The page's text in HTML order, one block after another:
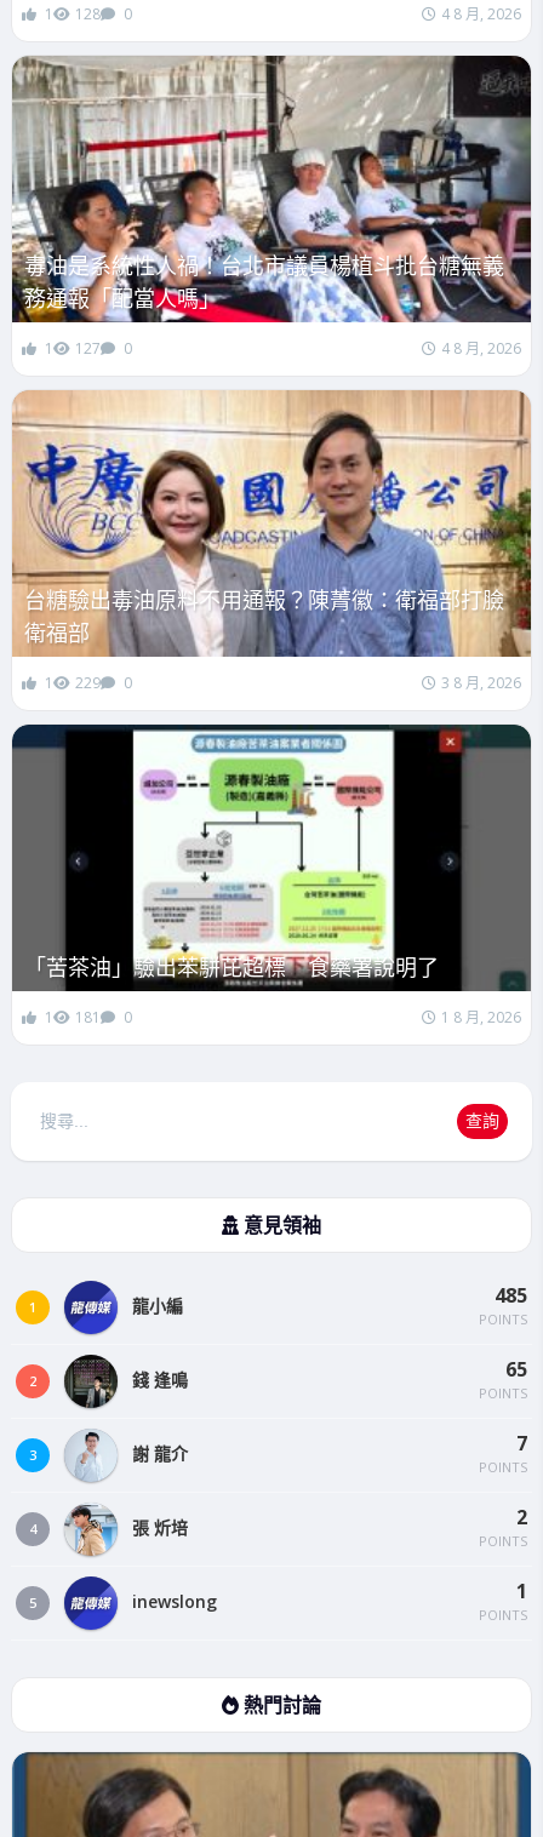
1 128 0 4 8 月, 2026
毒油是系統性人禍！台北市議員楊植斗批台糖無義
務通報「配當人嗎」
1 127 0 4 8 月, 2026
台糖驗出毒油原料不用通報？陳菁徽：衛福部打臉
衛福部
1 229 0 3 8 月, 2026
「苦茶油」驗出苯駢芘超標 食藥署說明了
1 181 0 1 8 月, 2026
搜
查詢
意見領袖
1 龍小編 485
POINTS
2 錢 逢鳴 65
POINTS
3 謝 龍介 7
POINTS
4 張 炘培 2
POINTS
5 inewslong 1
POINTS
熱門討論